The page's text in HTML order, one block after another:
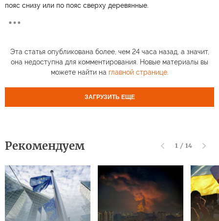
пояс снизу или по пояс сверху деревянные.
Эта статья опубликована более, чем 24 часа назад, а значит,
она недоступна для комментирования. Новые материалы вы
можете найти на главной странице.
ЗАГРУЗИТЬ ЕЩЕ
Рекомендуем 1 / 14